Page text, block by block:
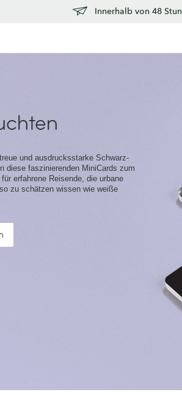
Innerhalb von 48
und ausdrucksstarke Schwarz-
diese faszinierenden MiniCards zum
erfahrene Reisende, die urbane
zu schätzen wissen wie weiße